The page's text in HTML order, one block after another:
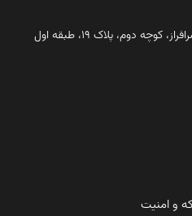
دوم، پلاک ۱۹، طبقه اول
و امنیت